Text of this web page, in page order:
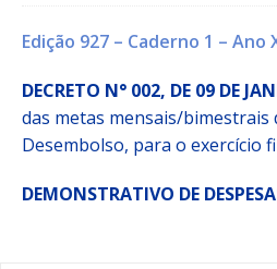
Edição 927 – Caderno 1 – Ano
DECRETO N° 002, DE 09 DE
das metas mensais/bimestrais
Desembolso, para o exercício
DEMONSTRATIVO DE